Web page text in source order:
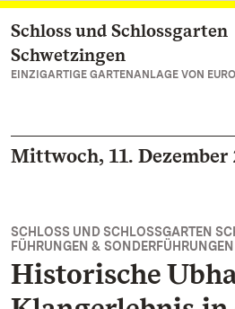
Zum Hauptinhalt springen
Schloss und Schlossgarten
Schwetzingen
EINZIGARTIGE GARTENANLAGE VON
Mittwoch, 11. Dezember
SCHLOSS UND SCHLOSSGARTEN
FÜHRUNGEN & SONDERFÜHRUNGEN
Historische